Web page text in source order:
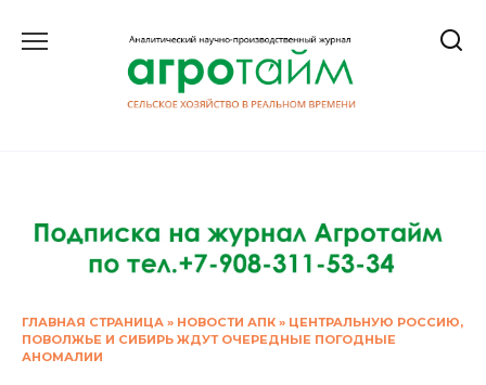
ГЛАВНАЯ СТРАНИЦА » НОВОСТИ АПК » ЦЕНТРАЛЬНУЮ РОССИЮ,
ПОВОЛЖЬЕ И СИБИРЬ ЖДУТ ОЧЕРЕДНЫЕ ПОГОДНЫЕ
АНОМАЛИИ